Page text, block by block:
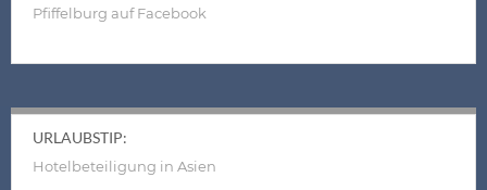
Pfiffelburg auf Facebook
URLAUBSTIP:
Hotelbeteiligung in Asien